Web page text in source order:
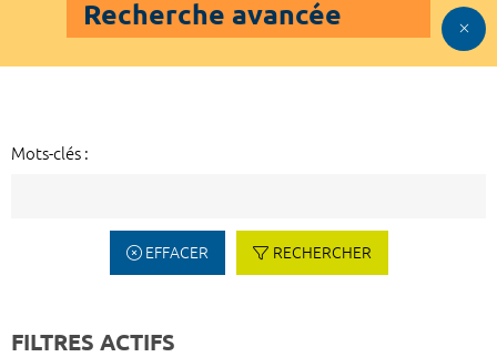
Recherche avancée
Mots-clés :
EFFACER RECHERCHER
FILTRES ACTIFS